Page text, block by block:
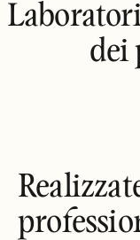
dei